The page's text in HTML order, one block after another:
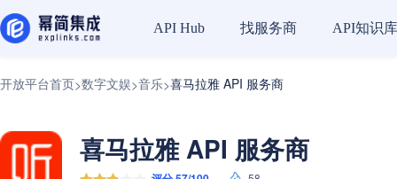
API Hub 找服务商 API知识库
开放平台首页>数字文娱>音乐>喜马拉雅 API 服务商
喜马拉雅 API 服务商